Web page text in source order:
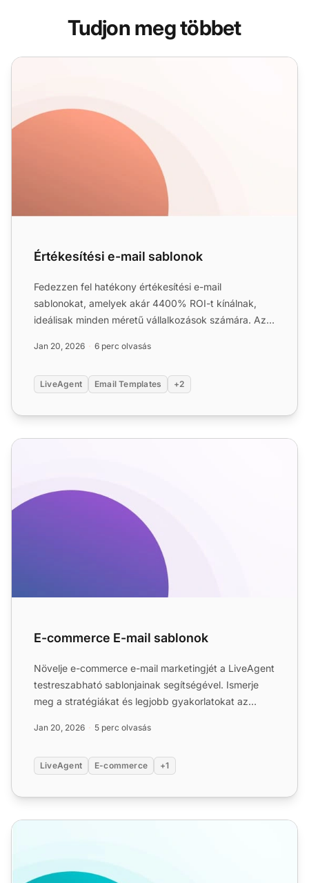
Tudjon meg többet
Értékesítési e-mail sablonok
Értékesítési e-mail sablonok
Fedezzen fel hatékony értékesítési e-mail
sablonokat, amelyek akár 4400% ROI-t kínálnak,
ideálisak minden méretű vállalkozások számára. Az
Jan 20, 2026 6 perc olvasás
LiveAgent Email Templates +2
E-commerce E-mail sablonok
E-commerce E-mail sablonok
Növelje e-commerce e-mail marketingjét a LiveAgent
testreszabható sablonjainak segítségével. Ismerje
meg a stratégiákat és legjobb gyakorlatokat az
Jan 20, 2026 5 perc olvasás
LiveAgent E-commerce +1
Üdvözlő e-mail sablonok